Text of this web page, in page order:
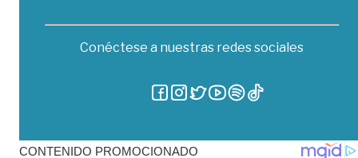
Conéctese a nuestras redes sociales